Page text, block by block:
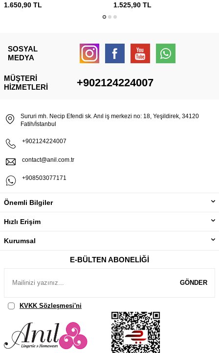
1.650,90 TL 1.525,90TL
SOSYAL
MEDYA
MÜŞTERI
HIZMETLERI
+902124224007
Sururi mh. Necip Efendi sk. Anıl iş merkezi no: 18, Yeşildirek, 34120
Fatih/İstanbul
+902124224007
contact@anil.com.tr
+908503077171
Önemli Bilgiler
Hızlı Erişim
Kurumsal
E-BÜLTEN ABONELIĞI
GÖNDER
KVKK Sözleşmesi'ni